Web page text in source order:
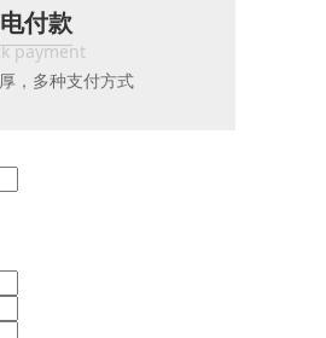
付款
payment
，多种支付方式